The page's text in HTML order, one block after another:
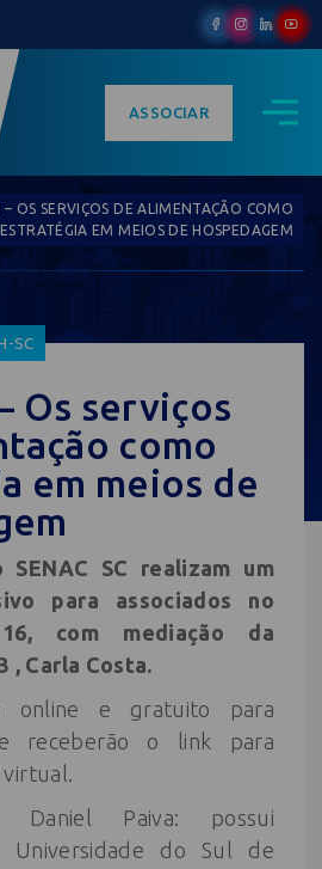
ASSOCIAR
– OS SERVIÇOS DE ALIMENTAÇÃO COMO
ESTRATÉGIA EM MEIOS DE HOSPEDAGEM
SC
Os serviços
como
em meios de
SC realizam um
para associados no
com mediação da
, Carla Costa.
online e gratuito para
receberão o link para
virtual.
Daniel Paiva: possui
Universidade do Sul de